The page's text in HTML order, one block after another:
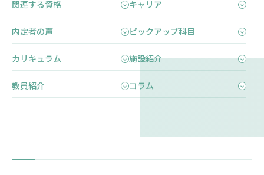
関連する資格 キャリア
内定者の声 ピックアップ科目
カリキュラム 施設紹介
教員紹介 コラム